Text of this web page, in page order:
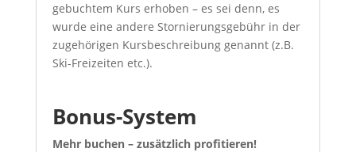
gebuchtem Kurs erhoben – es sei denn, es
wurde eine andere Stornierungsgebühr in der
zugehörigen Kursbeschreibung genannt (z.B.
Ski-Freizeiten etc.).
Bonus-System
Mehr buchen – zusätzlich profitieren!